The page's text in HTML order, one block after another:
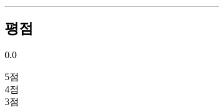
평점
0.0
5점
4점
3점